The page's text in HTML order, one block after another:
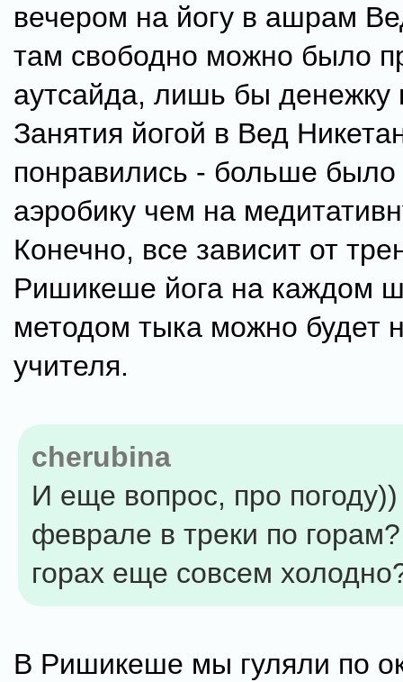
вечером на йогу в ашрам
там свободно можно было
аутсайда, лишь бы денежку
Занятия йогой в Вед
понравились - больше
аэробику чем на
Конечно, все зависит от
Ришикеше йога на каждом
методом тыка можно будет
учителя.
cherubina
И еще вопрос, про
феврале в треки по
горах еще совсем
В Ришикеше мы гуляли по